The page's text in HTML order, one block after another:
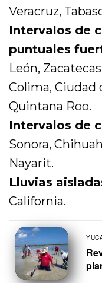
Veracruz,
Intervalos de
puntuales
León,
Colima, Ciudad
Quintana Roo.
Intervalos de
Sonora,
Nayarit.
Lluvias
California.